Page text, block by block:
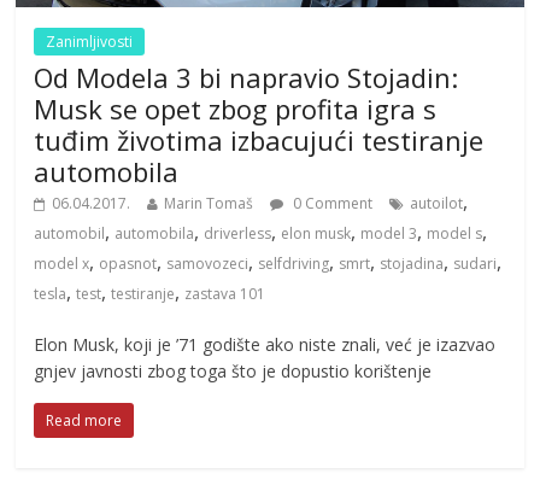
Zanimljivosti
Od Modela 3 bi napravio Stojadin:
Musk se opet zbog profita igra s
tuđim životima izbacujući testiranje
automobila
06.04.2017. Marin Tomaš 0 Comment autoilot,
automobil, automobila, driverless, elon musk, model 3, model s,
model x, opasnot, samovozeci, selfdriving, smrt, stojadina, sudari,
tesla,test,testiranje, zastava 101
Elon Musk, koji je ’71 godište ako niste znali, već je izazvao
gnjev javnosti zbog toga što je dopustio korištenje
Read more